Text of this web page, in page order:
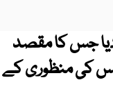
دیا جس کا مقصد
کی منظوری کے